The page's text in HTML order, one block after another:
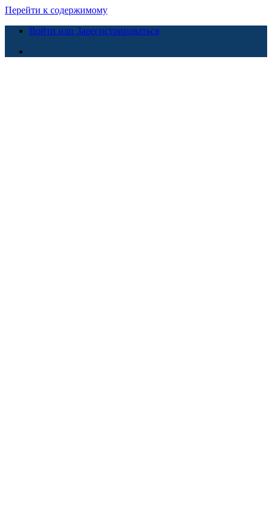
Перейти к содержимому
Войти или Зарегистрироваться